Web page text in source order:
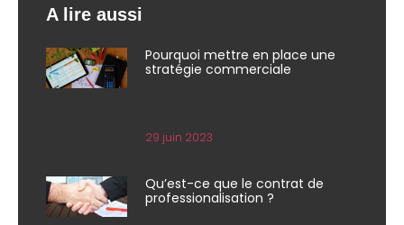
A lire aussi
Pourquoi mettre en place une
stratégie commerciale
29 juin 2023
Qu’est-ce que le contrat de
professionalisation ?